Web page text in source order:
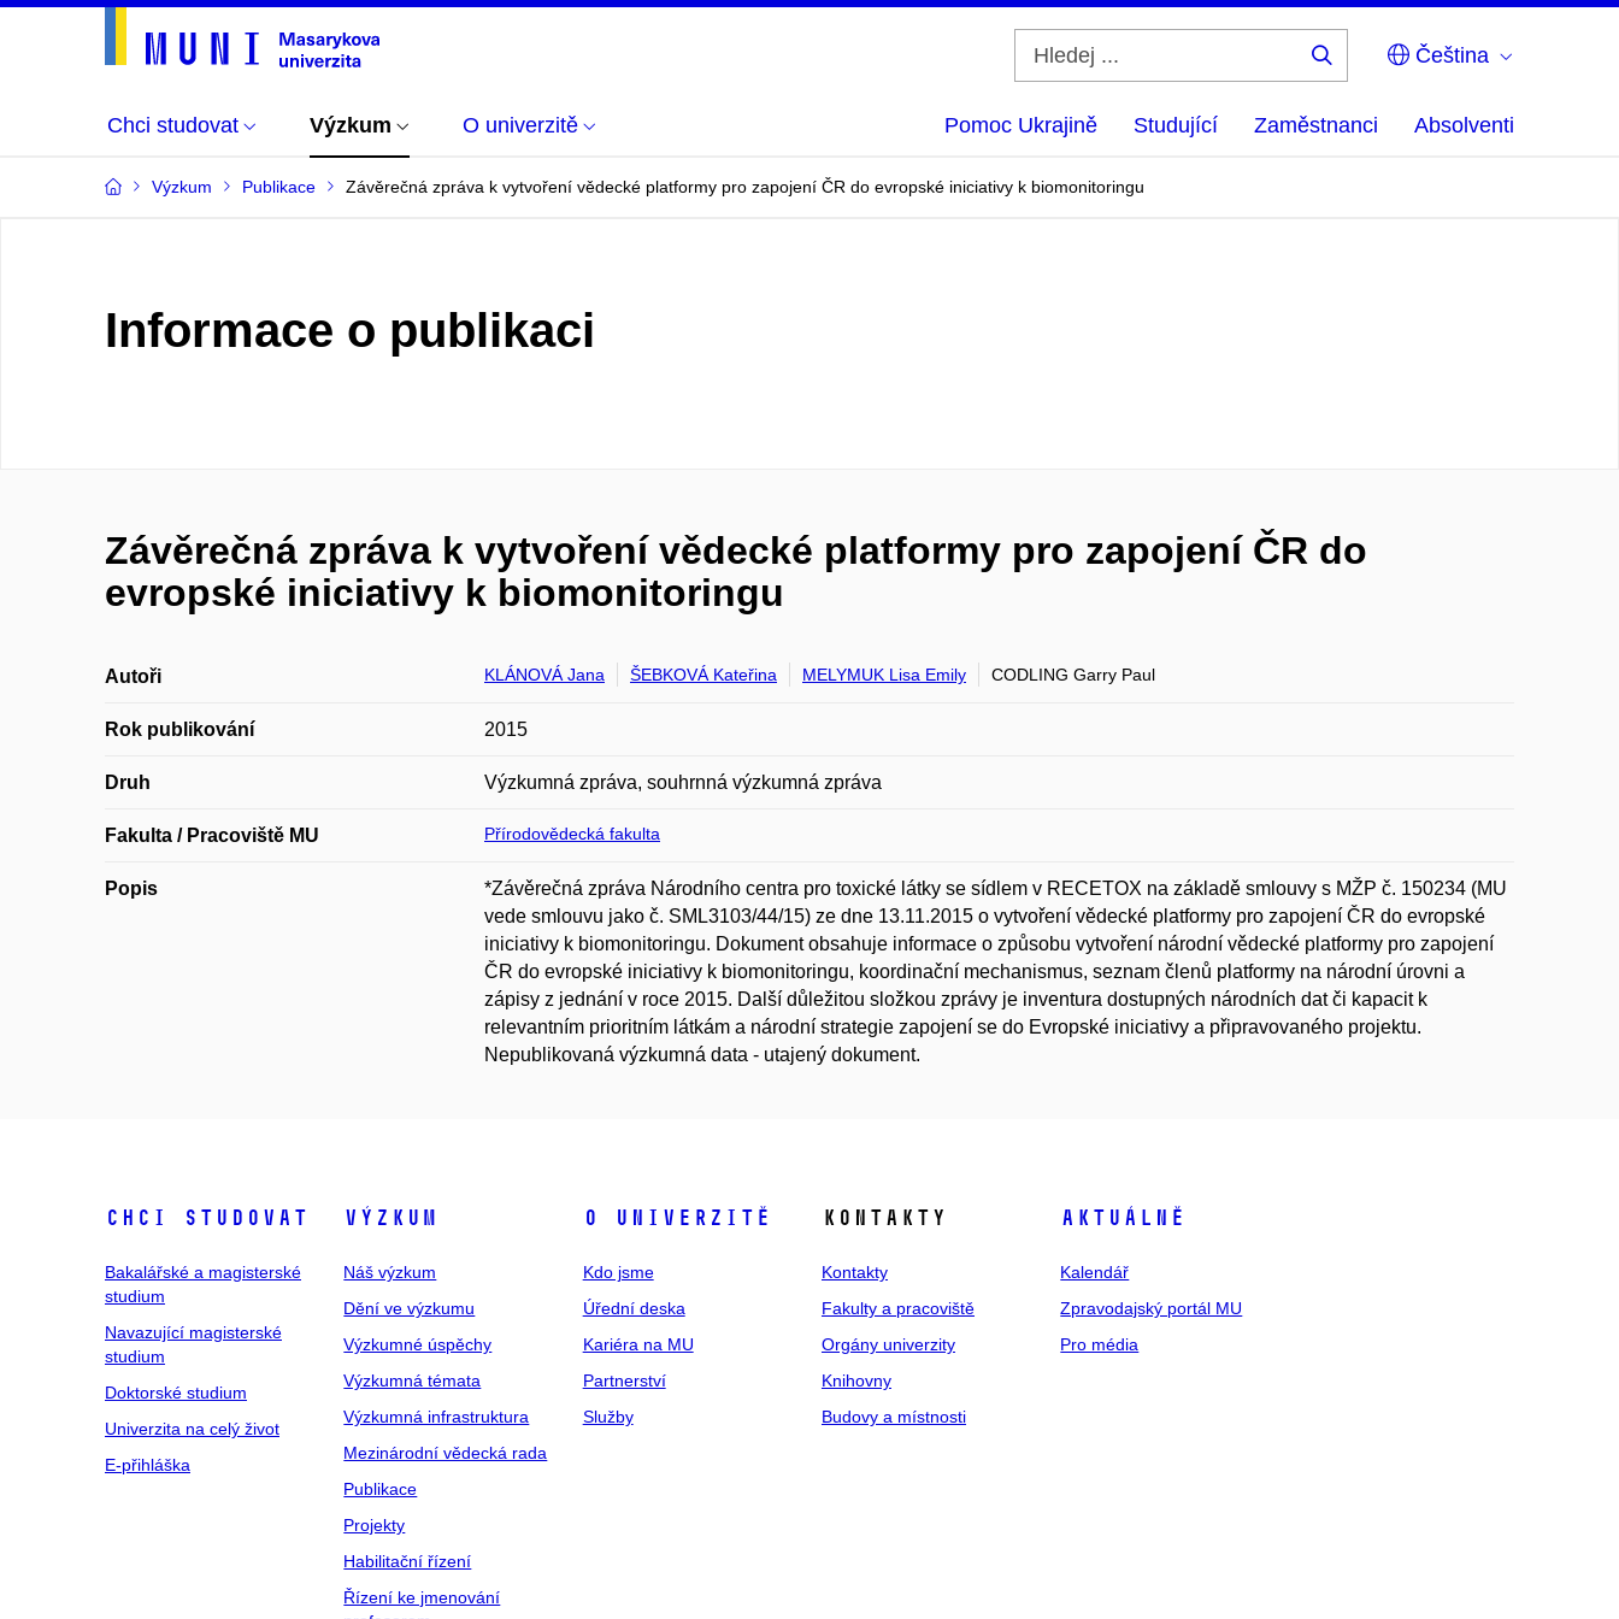
Čeština
Chci studovat Výzkum O univerzitě Pomoc Ukrajině Studující Zaměstnanci Absolventi
Výzkum Publikace Závěrečná zpráva k vytvoření vědecké platformy pro zapojení ČR do evropské iniciativy k biomonitoringu
Informace o publikaci
Závěrečná zpráva k vytvoření vědecké platformy pro zapojení ČR do
evropské iniciativy k biomonitoringu
Autoři KLÁNOVÁ Jana ŠEBKOVÁ Kateřina MELYMUK Lisa Emily CODLING Garry Paul
Rok publikování 2015
Druh Výzkumná zpráva, souhrnná výzkumná zpráva
Fakulta / Pracoviště MU Přírodovědecká fakulta
Popis
*Závěrečná zpráva Národního centra pro toxické látky se sídlem v RECETOX na základě smlouvy s MŽP č. 150234 (MU
vede smlouvu jako č. SML3103/44/15) ze dne 13.11.2015 o vytvoření vědecké platformy pro zapojení ČR do evropské
iniciativy k biomonitoringu. Dokument obsahuje informace o způsobu vytvoření národní vědecké platformy pro zapojení
ČR do evropské iniciativy k biomonitoringu, koordinační mechanismus, seznam členů platformy na národní úrovni a
zápisy z jednání v roce 2015. Další důležitou složkou zprávy je inventura dostupných národních dat či kapacit k
relevantním prioritním látkám a národní strategie zapojení se do Evropské iniciativy a připravovaného projektu.
Nepublikovaná výzkumná data - utajený dokument.
Chci studovat
Bakalářské a magisterské
studium
Navazující magisterské
studium
Doktorské studium
Univerzita na celý život
E-přihláška
Výzkum
Náš výzkum
Dění ve výzkumu
Výzkumné úspěchy
Výzkumná témata
Výzkumná infrastruktura
Mezinárodní vědecká rada
Publikace
Projekty
Habilitační řízení
Řízení ke jmenování
O univerzitě
Kdo jsme
Úřední deska
Kariéra na MU
Partnerství
Služby
Kontakty
Kontakty
Fakulty a pracoviště
Orgány univerzity
Knihovny
Budovy a místnosti
Aktuálně
Kalendář
Zpravodajský portál MU
Pro média